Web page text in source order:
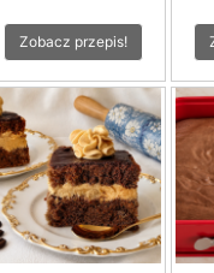
Zobacz przepis!